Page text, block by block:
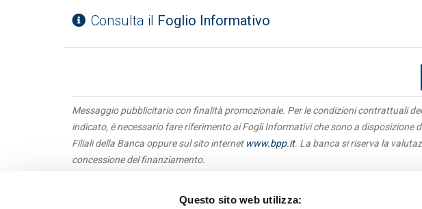
Questo sito web utilizza:
Consulta il Foglio Informativo
Messaggio pubblicitario con finalità promozionale. Per le condizioni contrattuali
indicato, è necessario fare riferimento ai Fogli Informativi che sono a disposizione
Filiali della Banca oppure sul sito internet www.bpp.it. La banca si riserva la
concessione del finanziamento.
Obbligazioni